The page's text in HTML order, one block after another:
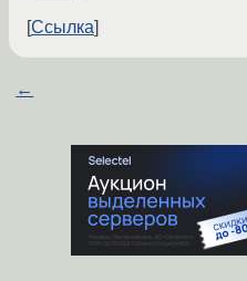
Ссылка
←